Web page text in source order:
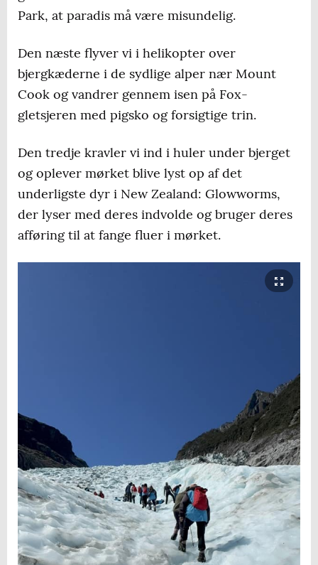
gode hytter på de store vandreruter og
din autocamper for et mindre beløb.
Organisationen har kontorer overalt i
landet, som hjælper med alt, du har brug
for som naturglad turist.
Køb et rabatkort
til Top10 Holiday Parks.
Det dækker over 100 campingpladser, som
er spredt på hele New Zealand, og de
holder generelt et højt niveau.
Vær ikke bangefor at parkere på en p-
plads i byerne eller ud til en stor vej om
natten, hvis du ikke har andre muligheder.
Park, at paradis må være misundelig.
Den næste flyver vi i helikopter over
bjergkæderne i de sydlige alper nær Mount
Cook og vandrer gennem isen på Fox-
gletsjeren med pigsko og forsigtige trin.
Den tredje kravler vi ind i huler under bjerget
og oplever mørket blive lyst op af det
underligste dyr i New Zealand: Glowworms,
der lyser med deres indvolde og bruger deres
afføring til at fange fluer i mørket.